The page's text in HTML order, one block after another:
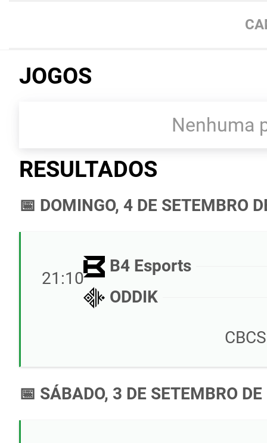
JOGOS
Nenhuma
RESULTADOS
📅 DOMINGO, 4 DE SETEMBRO
21:10
B4 Esports
ODDIK
📅 SÁBADO, 3 DE SETEMBRO